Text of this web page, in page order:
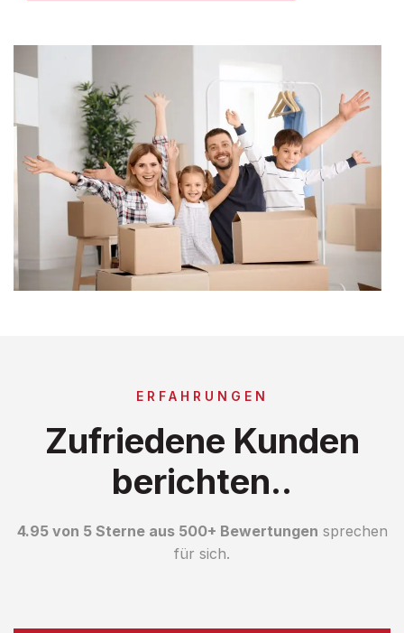
ERFAHRUNGEN
Zufriedene Kunden
berichten..
4.95 von 5 Sterne aus 500+ Bewertungen sprechen
für sich.